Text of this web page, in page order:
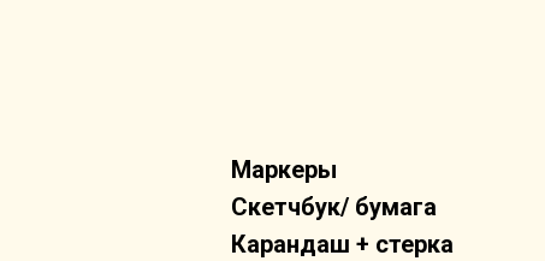
Маркеры
Скетчбук/ бумага
Карандаш + стерка